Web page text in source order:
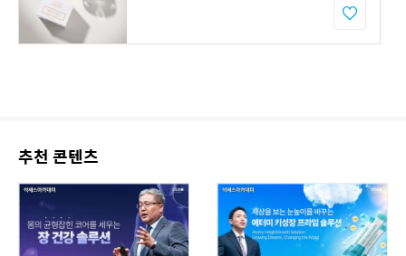
추천 콘텐츠